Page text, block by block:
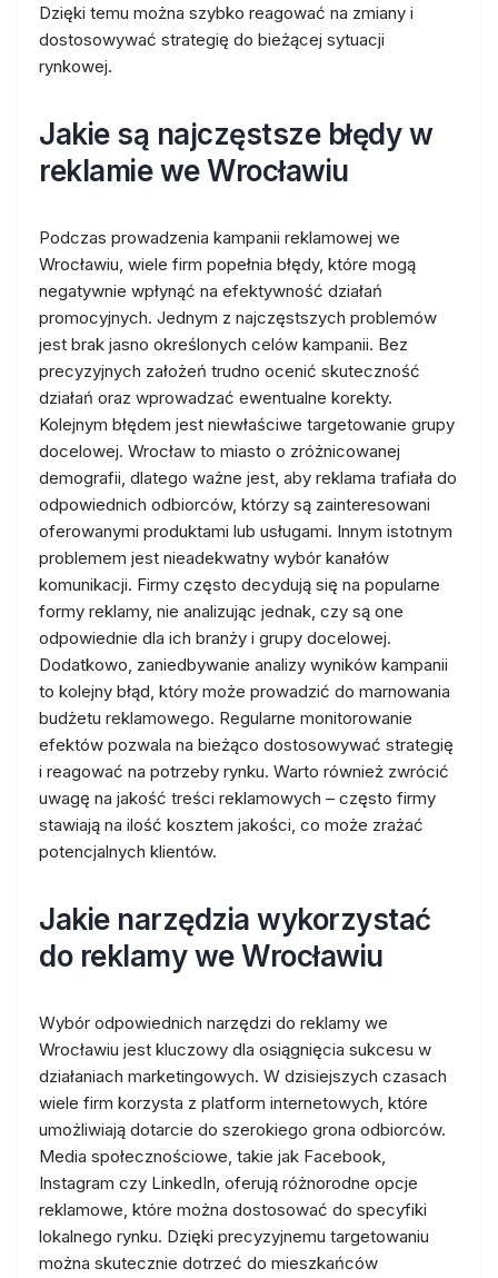
Dzięki temu można szybko reagować na zmiany i
dostosowywać strategię do bieżącej sytuacji
rynkowej.
Jakie są najczęstsze błędy w
reklamie we Wrocławiu
Podczas prowadzenia kampanii reklamowej we
Wrocławiu, wiele firm popełnia błędy, które mogą
negatywnie wpłynąć na efektywność działań
promocyjnych. Jednym z najczęstszych problemów
jest brak jasno określonych celów kampanii. Bez
precyzyjnych założeń trudno ocenić skuteczność
działań oraz wprowadzać ewentualne korekty.
Kolejnym błędem jest niewłaściwe targetowanie grupy
docelowej. Wrocław to miasto o zróżnicowanej
demografii, dlatego ważne jest, aby reklama trafiała do
odpowiednich odbiorców, którzy są zainteresowani
oferowanymi produktami lub usługami. Innym istotnym
problemem jest nieadekwatny wybór kanałów
komunikacji. Firmy często decydują się na popularne
formy reklamy, nie analizując jednak, czy są one
odpowiednie dla ich branży i grupy docelowej.
Dodatkowo, zaniedbywanie analizy wyników kampanii
to kolejny błąd, który może prowadzić do marnowania
budżetu reklamowego. Regularne monitorowanie
efektów pozwala na bieżąco dostosowywać strategię
i reagować na potrzeby rynku. Warto również zwrócić
uwagę na jakość treści reklamowych – często firmy
stawiają na ilość kosztem jakości, co może zrażać
potencjalnych klientów.
Jakie narzędzia wykorzystać
do reklamy we Wrocławiu
Wybór odpowiednich narzędzi do reklamy we
Wrocławiu jest kluczowy dla osiągnięcia sukcesu w
działaniach marketingowych. W dzisiejszych czasach
wiele firm korzysta z platform internetowych, które
umożliwiają dotarcie do szerokiego grona odbiorców.
Media społecznościowe, takie jak Facebook,
Instagram czy LinkedIn, oferują różnorodne opcje
reklamowe, które można dostosować do specyfiki
lokalnego rynku. Dzięki precyzyjnemu targetowaniu
można skutecznie dotrzeć do mieszkańców